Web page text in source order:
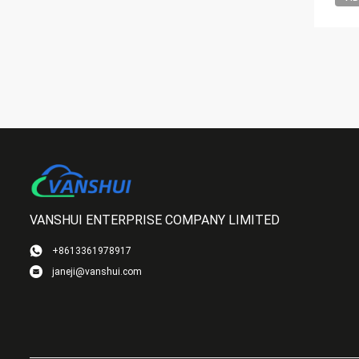
VANSHUI ENTERPRISE COMPANY LIMITED
+8613361978917
janeji@vanshui.com